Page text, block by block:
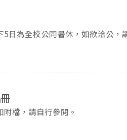
日(五)。
年度核准修讀雙主修學生名冊 如附檔，請自行參閱。